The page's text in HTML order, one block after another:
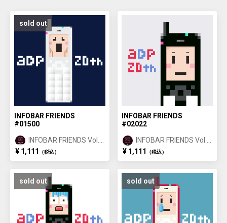
mbination patterns of "character x expression x background colo
r".
sold out
INFOBAR FRIENDS
#01500
INFOBAR FRIENDS Vol.1
ANNIN ①
¥ 1,111 （税込）
INFOBAR FRIENDS
#02022
INFOBAR FRIENDS Vol.1
ICHIMATSU ②
¥ 1,111 （税込）
sold out sold out